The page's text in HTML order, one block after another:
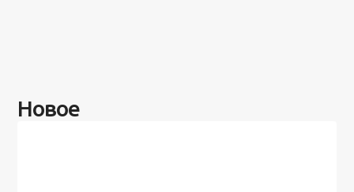
Новое